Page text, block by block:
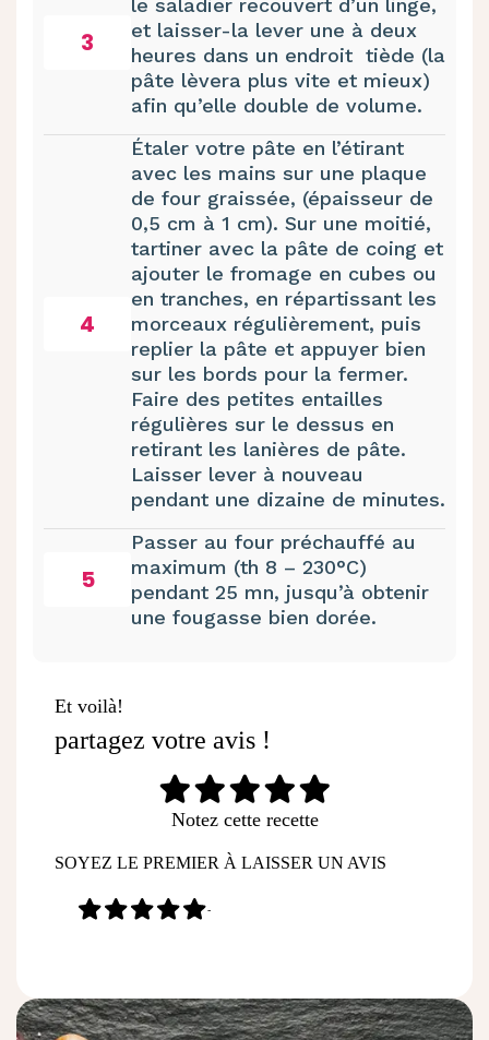
3
le saladier recouvert d’un linge,
et laisser-la lever une à deux
heures dans un endroit tiède (la
pâte lèvera plus vite et mieux)
afin qu’elle double de volume.
4
Étaler votre pâte en l’étirant
avec les mains sur une plaque
de four graissée, (épaisseur de
0,5 cm à 1 cm). Sur une moitié,
tartiner avec la pâte de coing et
ajouter le fromage en cubes ou
en tranches, en répartissant les
morceaux régulièrement, puis
replier la pâte et appuyer bien
sur les bords pour la fermer.
Faire des petites entailles
régulières sur le dessus en
retirant les lanières de pâte.
Laisser lever à nouveau
pendant une dizaine de minutes.
5
Passer au four préchauffé au
maximum (th 8 – 230°C)
pendant 25 mn, jusqu’à obtenir
une fougasse bien dorée.
Et voilà!
partagez votre avis !
Notez cette recette
SOYEZ LE PREMIER À LAISSER UN AVIS
-